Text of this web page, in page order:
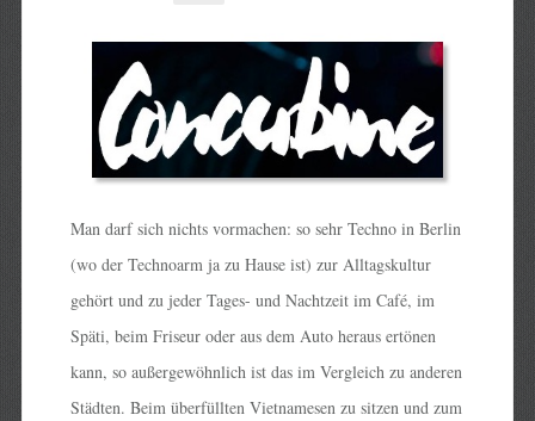
Man darf sich nichts vormachen: so sehr Techno in Berlin
(wo der Technoarm ja zu Hause ist) zur Alltagskultur
gehört und zu jeder Tages- und Nachtzeit im Café, im
Späti, beim Friseur oder aus dem Auto heraus ertönen
kann, so außergewöhnlich ist das im Vergleich zu anderen
Städten. Beim überfüllten Vietnamesen zu sitzen und zum